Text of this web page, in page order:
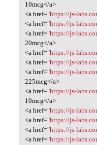
10mcg</a>
<a href="https://js-
<a href="https://js-
<a href="https://js-
20mcg</a>
<a href="https://js-
<a href="https://js-
<a href="https://js-
225mcg</a>
<a href="https://js-
10mcg</a>
<a href="https://js-
<a href="https://js-
<a href="https://js-
<a href="https://js-